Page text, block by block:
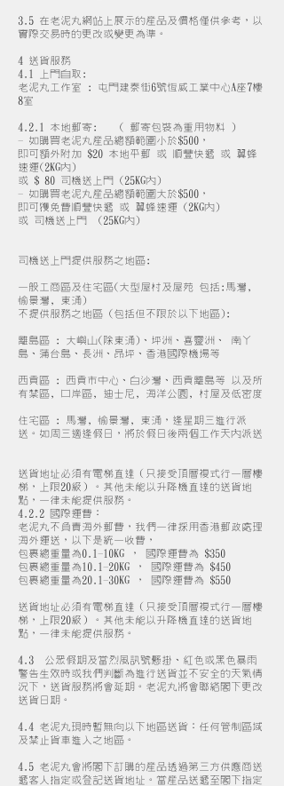
3.5 在老泥丸網站上展示的產品及價格僅供參考，以
實際交易時的更改或變更為準。
4 送貨服務
4.1 上門自取:
老泥丸工作室 : 屯門建泰街6號恆威工業中心A座7樓
8室
4.2.1 本地郵寄: ( 郵寄包裝為重用物料 )
- 如購買老泥丸產品總額範圍小於$500，
即可額外附加 $20 本地平郵 或 順豐快遞 或 翼蜂
速運(2KG內)
或 $ 80 司機送上門 (25KG內)
- 如購買老泥丸產品總額範圍大於$500，
即可獲免費順豐快遞 或 翼蜂速運 (2KG內)
或 司機送上門 (25KG內)
司機送上門提供服務之地區:
一般工商區及住宅區(大型屋村及屋苑 包括:馬灣,
愉景灣, 東涌)
不提供服務之地區 (包括但不限於以下地區):
離島區 : 大嶼山(除東涌)、坪洲、喜靈洲、 南丫
島、蒲台島、長洲、昂坪、香港國際機場等
西貢區 : 西貢市中心、白沙灣、西貢離島等 以及所
有禁區, 口岸區, 迪士尼, 海洋公園, 村屋及低密度
住宅區 : 馬灣, 愉景灣, 東涌，逢星期三進行派
送。如周三適逢假日，將於假日後兩個工作天內派送
送貨地址必須有電梯直達（只接受頂層複式行一層樓
梯，上限20級）。其他未能以升降機直達的送貨地
點，一律未能提供服務。
4.2.2 國際運費：
老泥丸不負責海外郵費，我們一律採用香港郵政處理
海外運送，以下是統一收費，
包裹總重量為0.1-10KG ， 國際運費為 $350
包裹總重量為10.1-20KG ， 國際運費為 $450
包裹總重量為20.1-30KG ， 國際運費為 $550
送貨地址必須有電梯直達（只接受頂層複式行一層樓
梯，上限20級）。其他未能以升降機直達的送貨地
點，一律未能提供服務。
4.3 公眾假期及當烈風訊號懸掛、紅色或黑色暴雨
警告生效時或我們判斷為進行送貨並不安全的天氣情
況下，送貨服務將會延期。老泥丸將會聯絡閣下更改
送貨日期。
4.4 老泥丸現時暫無向以下地區送貨：任何管制區域
及禁止貨車進入之地區。
4.5 老泥丸會將閣下訂購的產品透過第三方供應商送
遞客人指定或登記送貨地址。當產品送遞至閣下指定